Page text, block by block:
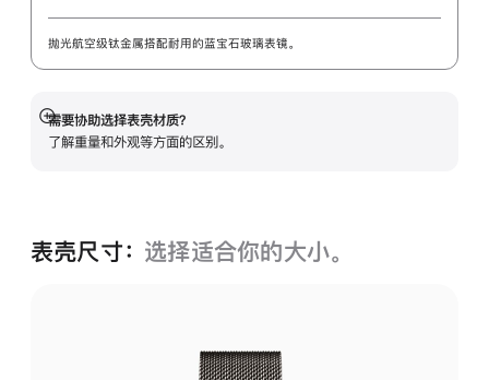
抛光航空级钛金属搭配耐用的蓝宝石玻璃表镜。
需要协助选择表壳材质？
了解重量和外观等方面的区别。
展
开
表壳尺寸： 选择适合你的大小。